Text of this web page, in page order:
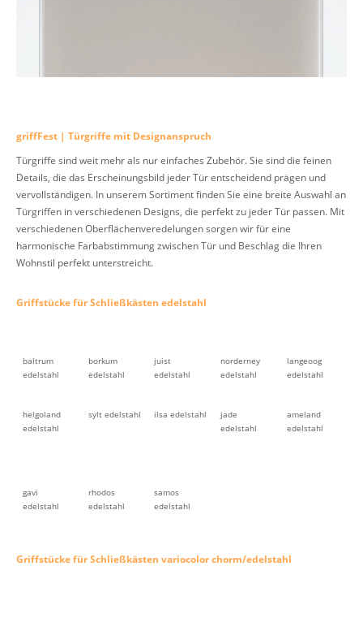
griffFest | Türgriffe mit Designanspruch
Türgriffe sind weit mehr als nur einfaches Zubehör. Sie sind die feinen
Details, die das Erscheinungsbild jeder Tür entscheidend prägen und
vervollständigen. In unserem Sortiment finden Sie eine breite Auswahl an
Türgriffen in verschiedenen Designs, die perfekt zu jeder Tür passen. Mit
verschiedenen Oberflächenveredelungen sorgen wir für eine
harmonische Farbabstimmung zwischen Tür und Beschlag die Ihren
Wohnstil perfekt unterstreicht.
Griffstücke für Schließkästen edelstahl
baltrum
edelstahl
borkum
edelstahl
juist
edelstahl
norderney
edelstahl
langeoog
edelstahl
helgoland
edelstahl
sylt edelstahl ilsa edelstahl
jade
edelstahl
ameland
edelstahl
gavi
edelstahl
rhodos
edelstahl
samos
edelstahl
Griffstücke für Schließkästen variocolor chorm/edelstahl